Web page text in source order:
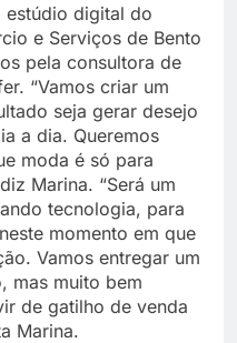
estúdio digital do
e Serviços de Bento
pela consultora de
“Vamos criar um
seja gerar desejo
a dia. Queremos
moda é só para
Marina. “Será um
tecnologia, para
momento em que
Vamos entregar um
mas muito bem
de gatilho de venda
Marina.